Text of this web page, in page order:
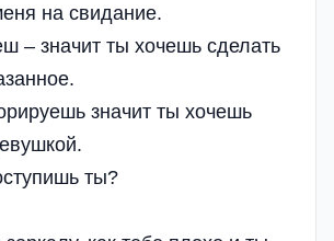
на свидание.
– значит ты хочешь сделать
значит ты хочешь
ты?